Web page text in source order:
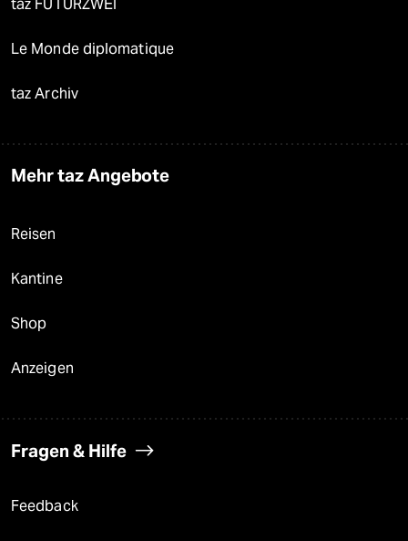
taz FUTURZWEI
Le Monde diplomatique
taz Archiv
Mehr taz Angebote
Reisen
Kantine
Shop
Anzeigen
Fragen & Hilfe
Feedback